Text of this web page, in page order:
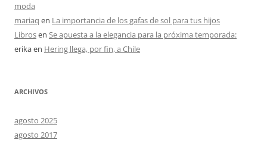
moda
mariaq en La importancia de los gafas de sol para tus hijos
Librosen Se apuesta a la elegancia para la próxima temporada:
erikaen Hering llega, por fin, a Chile
ARCHIVOS
agosto 2025
agosto 2017